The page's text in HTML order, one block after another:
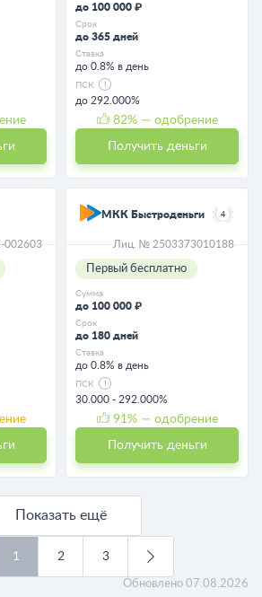
до 100 000 ₽
Срок
до 365 дней
Ставка
до 0.8% в день
ПСК
до 292.000%
82% — одобрение
Получить деньги
002603
МКК Быстроденьги 4
Лиц. № 2503373010188
Первый бесплатно
Сумма
до 100 000 ₽
Срок
до 180 дней
Ставка
до 0.8% в день
ПСК
30.000 - 292.000%
91 % — одобрение
Получить деньги
Показать ещё
1 2 3
Обновлено 07.08.2026